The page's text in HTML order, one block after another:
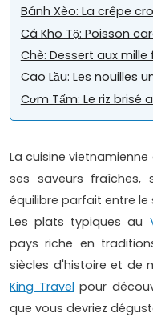
Bánh Xèo: La crêpe
Cá Kho Tộ: Poisson
Chè: Dessert aux
Cao Lầu: Les nouilles
Cơm Tấm: Le riz brisé
La cuisine
ses saveurs fraîches,
équilibre parfait entre le
Les plats typiques au
pays riche en
siècles d'histoire et de
King Travel pour
que vous devriez